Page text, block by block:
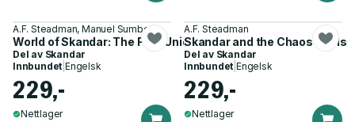
A.F. Steadman, Manuel Sumberac
World of Skandar: The First Unicorn Rider
Del av Skandar
Innbundet |Engelsk
229,-
Nettlager
A.F. Steadman
Skandar and the Chaos Trials
Del av Skandar
Innbundet |Engelsk
229,-
Nettlager